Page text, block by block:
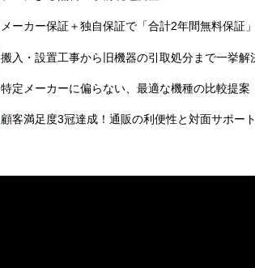
メーカー保証＋独自保証で「合計2年間無料保証」
搬入・設置工事から旧機器の引取処分まで一挙解
特定メーカーに偏らない、最適な機種の比較提案
顧客満足度3冠達成！通販の利便性と対面サポー